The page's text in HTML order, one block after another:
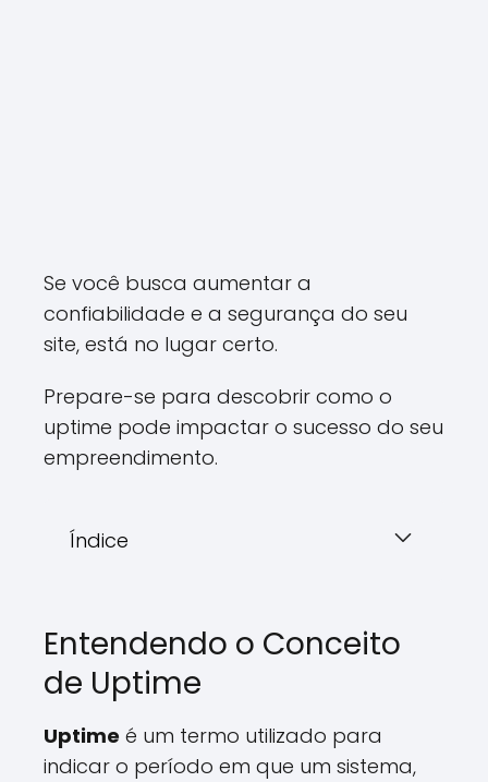
Se você busca aumentar a
confiabilidade e a segurança do seu
site, está no lugar certo.
Prepare-se para descobrir como o
uptime pode impactar o sucesso do seu
empreendimento.
Índice
Entendendo o Conceito
de Uptime
Uptime é um termo utilizado para
indicar o período em que um sistema,